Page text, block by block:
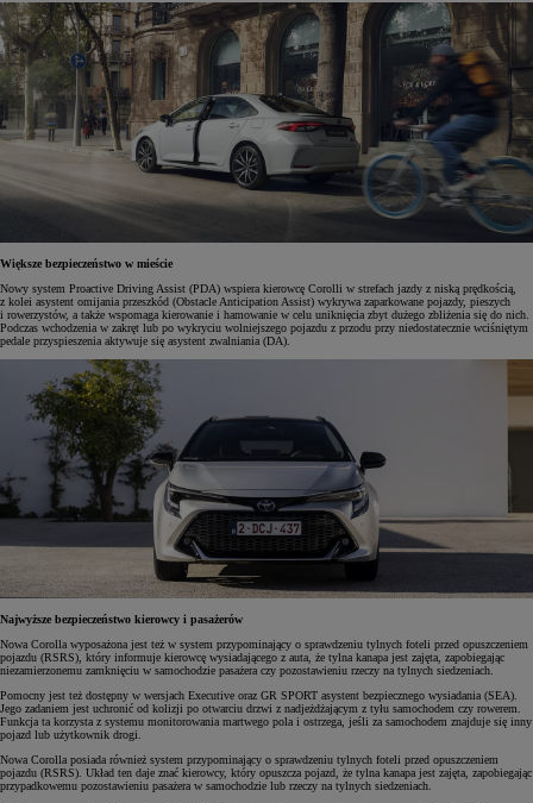
Większe bezpieczeństwo w mieście
Nowy system Proactive Driving Assist (PDA) wspiera kierowcę Corolli w strefach jazdy z niską prędkością,
z kolei asystent omijania przeszkód (Obstacle Anticipation Assist) wykrywa zaparkowane pojazdy, pieszych
i rowerzystów, a także wspomaga kierowanie i hamowanie w celu uniknięcia zbyt dużego zbliżenia się do nich.
Podczas wchodzenia w zakręt lub po wykryciu wolniejszego pojazdu z przodu przy niedostatecznie wciśniętym
pedale przyspieszenia aktywuje się asystent zwalniania (DA).
Najwyższe bezpieczeństwo kierowcy i pasażerów
Nowa Corolla wyposażona jest też w system przypominający o sprawdzeniu tylnych foteli przed opuszczeniem
pojazdu (RSRS), który informuje kierowcę wysiadającego z auta, że tylna kanapa jest zajęta, zapobiegając
niezamierzonemu zamknięciu w samochodzie pasażera czy pozostawieniu rzeczy na tylnych siedzeniach.
Pomocny jest też dostępny w wersjach Executive oraz GR SPORT asystent bezpiecznego wysiadania (SEA).
Jego zadaniem jest uchronić od kolizji po otwarciu drzwi z nadjeżdżającym z tyłu samochodem czy rowerem.
Funkcja ta korzysta z systemu monitorowania martwego pola i ostrzega, jeśli za samochodem znajduje się inny
pojazd lub użytkownik drogi.
Nowa Corolla posiada również system przypominający o sprawdzeniu tylnych foteli przed opuszczeniem
pojazdu (RSRS). Układ ten daje znać kierowcy, który opuszcza pojazd, że tylna kanapa jest zajęta, zapobiegając
przypadkowemu pozostawieniu pasażera w samochodzie lub rzeczy na tylnych siedzeniach.